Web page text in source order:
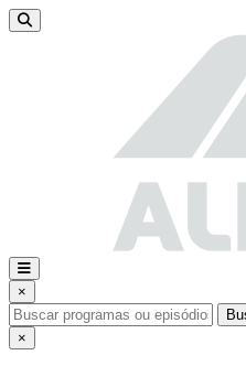
×
×